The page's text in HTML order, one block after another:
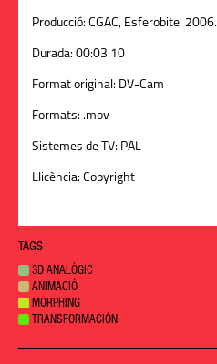
Producció: CGAC, Esferobite. 2006.
Durada: 00:03:10
Format original: DV-Cam
Formats: .mov
Sistemes de TV: PAL
Llicència: Copyright
TAGS
3D ANALÒGIC
ANIMACIÓ
MORPHING
TRANSFORMACIÓN